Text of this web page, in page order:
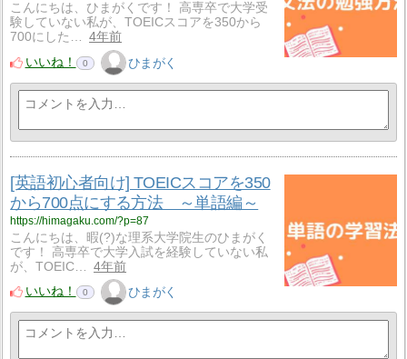
こんにちは、ひまがくです！ 高専卒で大学受
験していない私が、TOEICスコアを350から
700にした…
4年前
いいね！
0 ひまがく
[英語初心者向け] TOEICスコアを350
から700点にする方法 ～単語編～
https://himagaku.com/?p=87
こんにちは、暇(?)な理系大学院生のひまがく
です！ 高専卒で大学入試を経験していない私
が、TOEIC…
4年前
いいね！
0 ひまがく